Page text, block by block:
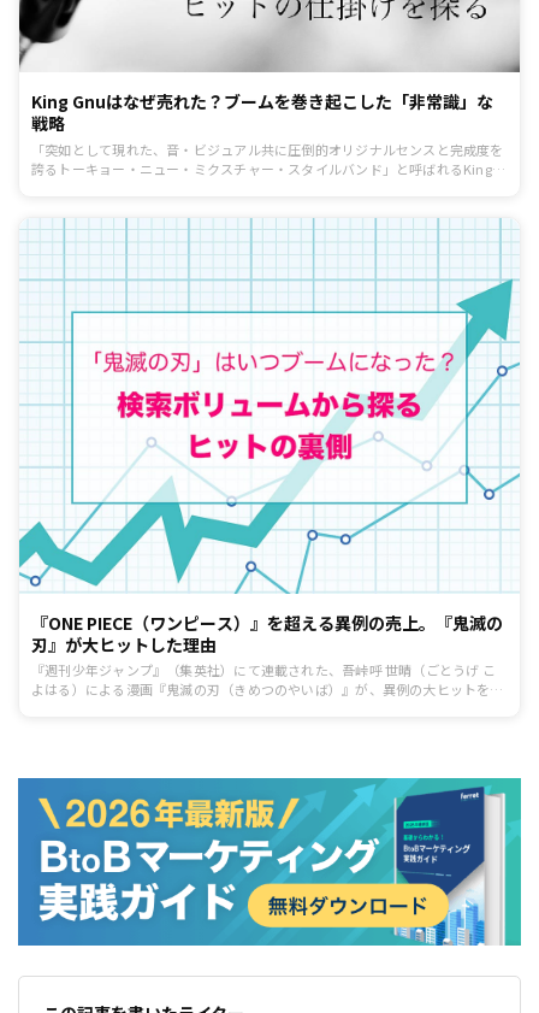
King Gnuはなぜ売れた？ブームを巻き起こした「非常識」な
戦略
「突如として現れた、音・ビジュアル共に圧倒的オリジナルセンスと完成度を
誇るトーキョー・ニュー・ミクスチャー・スタイルバンド」と呼ばれるKing
「Srv.Vinci」を2015年に立ち上げ、メンバーチェンジを経て、現在の常田大希
さん、勢喜遊さん、新井和輝さん、井口理さんの4名体制になり、2017年4月
にバンド名をKing Gnuに改名。それからわずか2年ほどで日本のトップバンド
へと上り詰めた理由は何でしょうか？
『ONE PIECE（ワンピース）』を超える異例の売上。『鬼滅の
刃』が大ヒットした理由
『週刊少年ジャンプ』（集英社）にて連載された、吾峠呼 世晴（ごとうげ こ
よはる）による漫画『鬼滅の刃（きめつのやいば）』が、異例の大ヒットを遂